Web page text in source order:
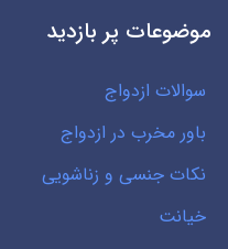
موضوعات پر بازدید
سوالات ازدواج
باور مخرب در ازدواج
نکات جنسی و زناشویی
خیانت